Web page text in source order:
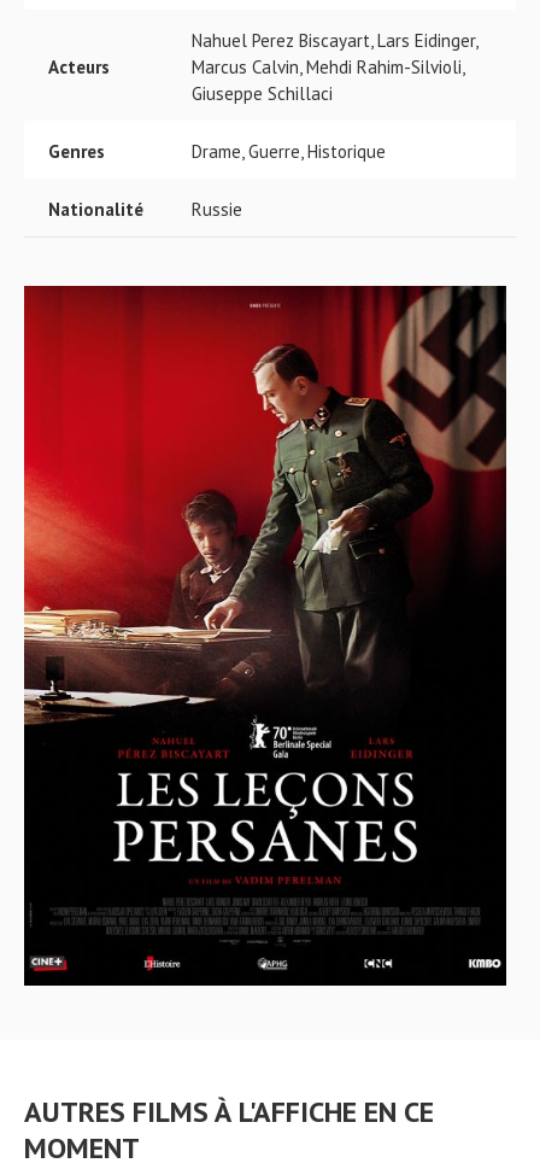
Acteurs
Nahuel Perez Biscayart, Lars Eidinger,
Marcus Calvin, Mehdi Rahim-Silvioli,
Giuseppe Schillaci
Genres Drame, Guerre, Historique
Nationalité Russie
AUTRES FILMS À L'AFFICHE EN CE
MOMENT